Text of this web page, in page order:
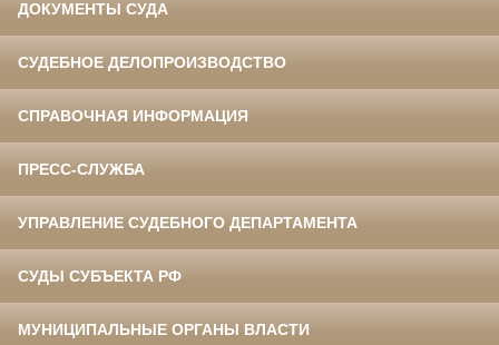
ДОКУМЕНТЫ СУДА
СУДЕБНОЕ ДЕЛОПРОИЗВОДСТВО
СПРАВОЧНАЯ ИНФОРМАЦИЯ
ПРЕСС-СЛУЖБА
УПРАВЛЕНИЕ СУДЕБНОГО ДЕПАРТАМЕНТА
СУДЫ СУБЪЕКТА РФ
МУНИЦИПАЛЬНЫЕ ОРГАНЫ ВЛАСТИ